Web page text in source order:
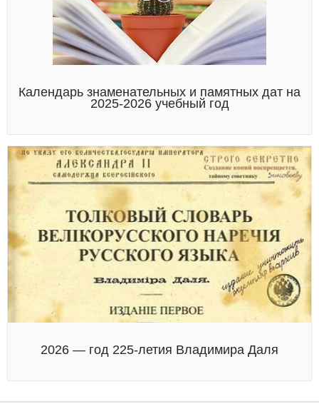
Календарь знаменательных и памятных дат на
2025-2026 учебный год
2026 — год 225-летия Владимира Даля